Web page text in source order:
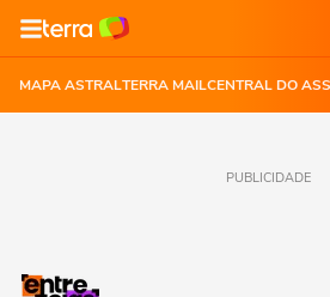
MAPA ASTRALTERRA MAILCENTRAL DO
PUBLICIDADE